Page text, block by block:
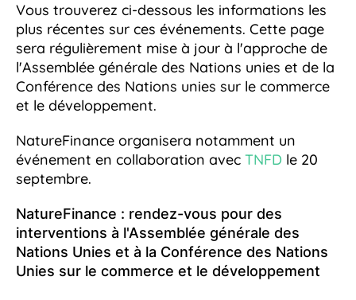
Vous trouverez ci-dessous les informations les
plus récentes sur ces événements. Cette page
sera régulièrement mise à jour à l'approche de
l'Assemblée générale des Nations unies et de la
Conférence des Nations unies sur le commerce
et le développement.
NatureFinance organisera notamment un
événement en collaboration avec TNFD le 20
septembre.
NatureFinance : rendez-vous pour des
interventions à l'Assemblée générale des
Nations Unies et à la Conférence des Nations
Unies sur le commerce et le développement